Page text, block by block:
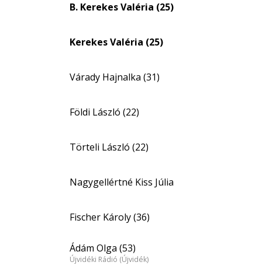
B. Kerekes Valéria (25)
Kerekes Valéria (25)
Várady Hajnalka (31)
Földi László (22)
Törteli László (22)
Nagygellértné Kiss Júlia
Fischer Károly (36)
Ádám Olga (53)
Újvidéki Rádió (Újvidék)